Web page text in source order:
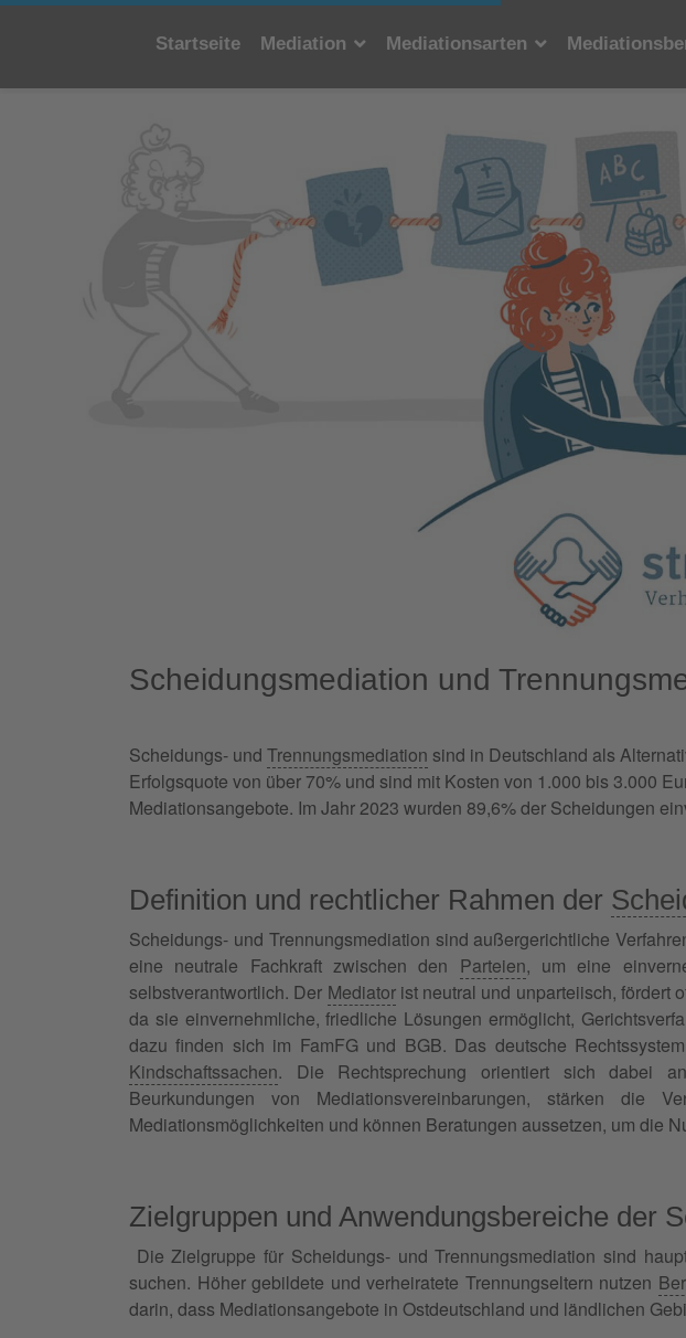
Startseite Mediation Mediationsarten
Scheidungsmediation und
Scheidungs- und Trennungsmediation sind in Deutschland als
Erfolgsquote von über 70% und sind mit Kosten von 1.000 bis 3.000
Mediationsangebote. Im Jahr 2023 wurden 89,6% der Scheidungen
Definition und rechtlicher Rahmen der
Scheidungs- und Trennungsmediation sind außergerichtliche
eine neutrale Fachkraft zwischen den Parteien, um eine
selbstverantwortlich. Der Mediatorist neutral und unparteiisch, fördert
da sie einvernehmliche, friedliche Lösungen ermöglicht,
dazu finden sich im FamFG und BGB. Das deutsche
Kindschaftssachen. Die Rechtsprechung orientiert sich dabei
Beurkundungen von Mediationsvereinbarungen, stärken die
Mediationsmöglichkeiten und können Beratungen aussetzen, um die
Zielgruppen und Anwendungsbereiche der
Die Zielgruppe für Scheidungs- und Trennungsmediation sind
suchen. Höher gebildete und verheiratete Trennungseltern nutzen
darin, dass Mediationsangebote in Ostdeutschland und ländlichen